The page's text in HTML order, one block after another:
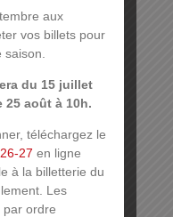
Carte
Comité
ou sur
aux
vos billets pour
du 15 juillet
25 août à 10h.
téléchargez le
27 en ligne
à la billetterie du
Les
par ordre